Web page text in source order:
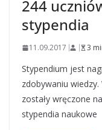
244
stypendia
11.09.2017 3
Stypendium jest
zdobywaniu
zostały wręczone
stypendia naukowe